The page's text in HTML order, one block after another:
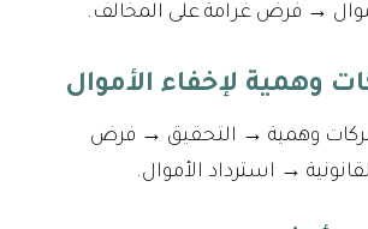
→ فرض غرامة على المخالف.
وهمية → التحقيق → فرض
→ استرداد الأموال.